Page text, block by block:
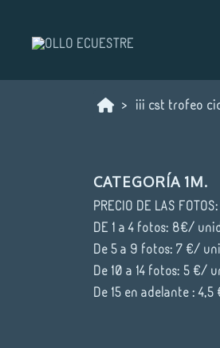
CATEGORÍA 1M.
PRECIO DE LAS FOTOS:
DE 1 a 4 fotos: 8€/
De 5 a 9 fotos: 7 €/
De 10 a 14 fotos: 5 €/
De 15 en adelante :